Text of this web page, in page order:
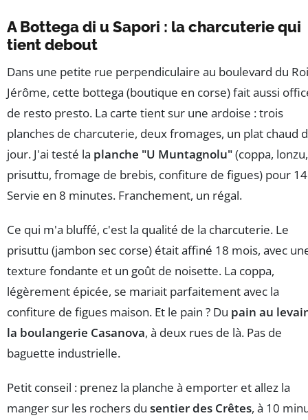
A Bottega di u Sapori : la charcuterie qui
tient debout
Dans une petite rue perpendiculaire au boulevard du Roi
Jérôme, cette bottega (boutique en corse) fait aussi
de resto presto. La carte tient sur une ardoise : trois
planches de charcuterie, deux fromages, un plat chaud
jour. J'ai testé la planche "U Muntagnolu"(coppa, lonzu,
prisuttu, fromage de brebis, confiture de figues) pour
Servie en 8 minutes. Franchement, un régal.
Ce qui m'a bluffé, c'est la qualité de la charcuterie. Le
prisuttu (jambon sec corse) était affiné 18 mois, avec
texture fondante et un goût de noisette. La coppa,
légèrement épicée, se mariait parfaitement avec la
confiture de figues maison. Et le pain ? Du pain au
la boulangerie Casanova, à deux rues de là. Pas de
baguette industrielle.
Petit conseil : prenez la planche à emporter et allez la
manger sur les rochers du sentier des Crêtes, à 10